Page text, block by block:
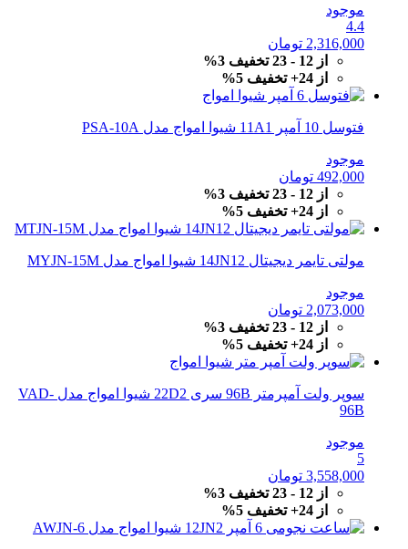
موجود
4.4
2,316,000 تومان
از 12 - 23 تخفیف 3%
از 24+ تخفیف 5%
فتوسل 10 آمپر 11A1 شیوا امواج مدل PSA-10A
موجود
492,000 تومان
از 12 - 23 تخفیف 3%
از 24+ تخفیف 5%
مولتی تایمر دیجیتال 14JN12 شیوا امواج مدل MYJN-15M
موجود
2,073,000 تومان
از 12 - 23 تخفیف 3%
از 24+ تخفیف 5%
سوپر ولت آمپرمتر 96B سری 22D2 شیوا امواج مدل VAD-
96B
موجود
5
3,558,000 تومان
از 12 - 23 تخفیف 3%
از 24+ تخفیف 5%